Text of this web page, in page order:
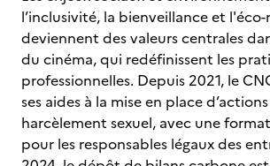
l’inclusivité, la bienveillance et
deviennent des valeurs centrales
du cinéma, qui redéfinissent les
professionnelles. Depuis 2021, le
ses aides à la mise en place
harcèlement sexuel, avec une
pour les responsables légaux des